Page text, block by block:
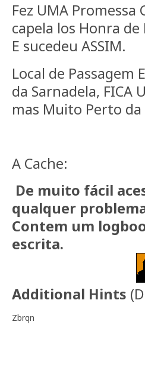
Fez UMA
capela los Honra
E sucedeu ASSIM.
Local de Passagem
da Sarnadela,
mas Muito Perto
A Cache:
De muito fácil
qualquer
Contem um
escrita.
Additional Hints (
Zbrqn